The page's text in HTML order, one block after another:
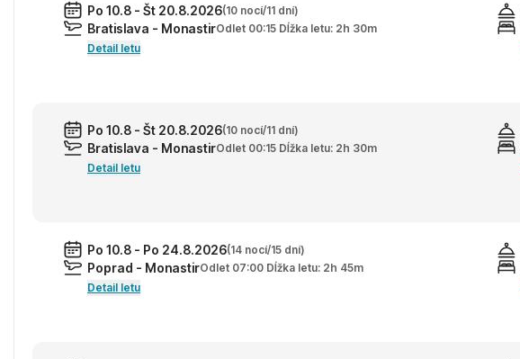
Po 10.8 - Št 20.8.2026(10 nocí/11 dní)
Bratislava - MonastirOdlet 00:15 Dĺžka letu: 2h 30m
Detail letu
Po 10.8 - Št 20.8.2026(10 nocí/11 dní)
Bratislava - MonastirOdlet 00:15 Dĺžka letu: 2h 30m
Detail letu
Po 10.8 - Po 24.8.2026(14 nocí/15 dní)
Poprad - MonastirOdlet 07:00 Dĺžka letu: 2h 45m
Detail letu